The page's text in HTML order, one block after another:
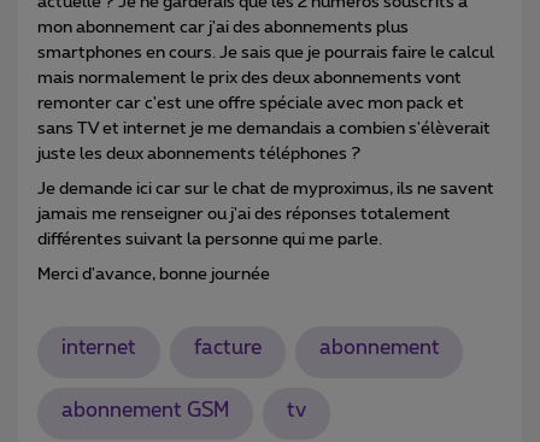
mon abonnement car j'ai des abonnements plus
smartphones en cours. Je sais que je pourrais faire le calcul
mais normalement le prix des deux abonnements vont
remonter car c'est une offre spéciale avec mon pack et
sans TV et internet je me demandais a combien s'élèverait
juste les deux abonnements téléphones ?
Je demande ici car sur le chat de myproximus, ils ne savent
jamais me renseigner ou j'ai des réponses totalement
différentes suivant la personne qui me parle.
Merci d'avance, bonne journée
internet facture abonnement
abonnement GSM tv